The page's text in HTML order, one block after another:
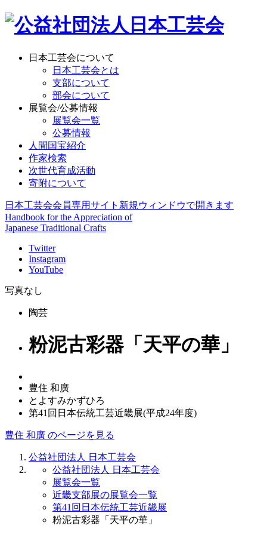
日本工芸会について
日本工芸会とは
支部について
部会について
展覧会/公募情報
展覧会一覧
公募情報
人間国宝紹介
作家検索
次世代育成活動
寄附について
日本工芸会会員専用サイト 新規ウィンドウで開きます
Handbook for the Appreciation of
Japanese Traditional Crafts
Twitter
Instagram
YouTube
写真なし
陶芸
粉泥古彩器「天平の華」
豊住 和廣
とよすみかずひろ
第41回日本伝統工芸近畿展(平成24年度)
豊住 和廣 のページを見る
公益社団法人 日本工芸会
公益社団法人 日本工芸会
展覧会一覧
近畿支部展の展覧会一覧
第41回日本伝統工芸近畿展
粉泥古彩器「天平の華」